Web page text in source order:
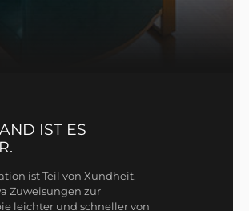
IST ES
ist Teil von Xundheit,
Zuweisungen zur
leichter und schneller von